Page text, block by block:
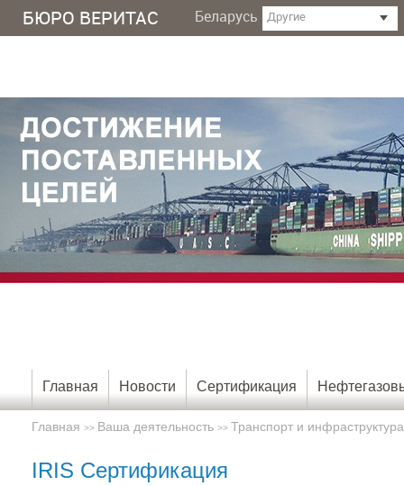
БЮРО ВЕРИТАС Беларусь Другие
Главная Новости Сертификация
Главная >> Ваша деятельность >> Транспорт и инфраструктура
IRIS Сертификация